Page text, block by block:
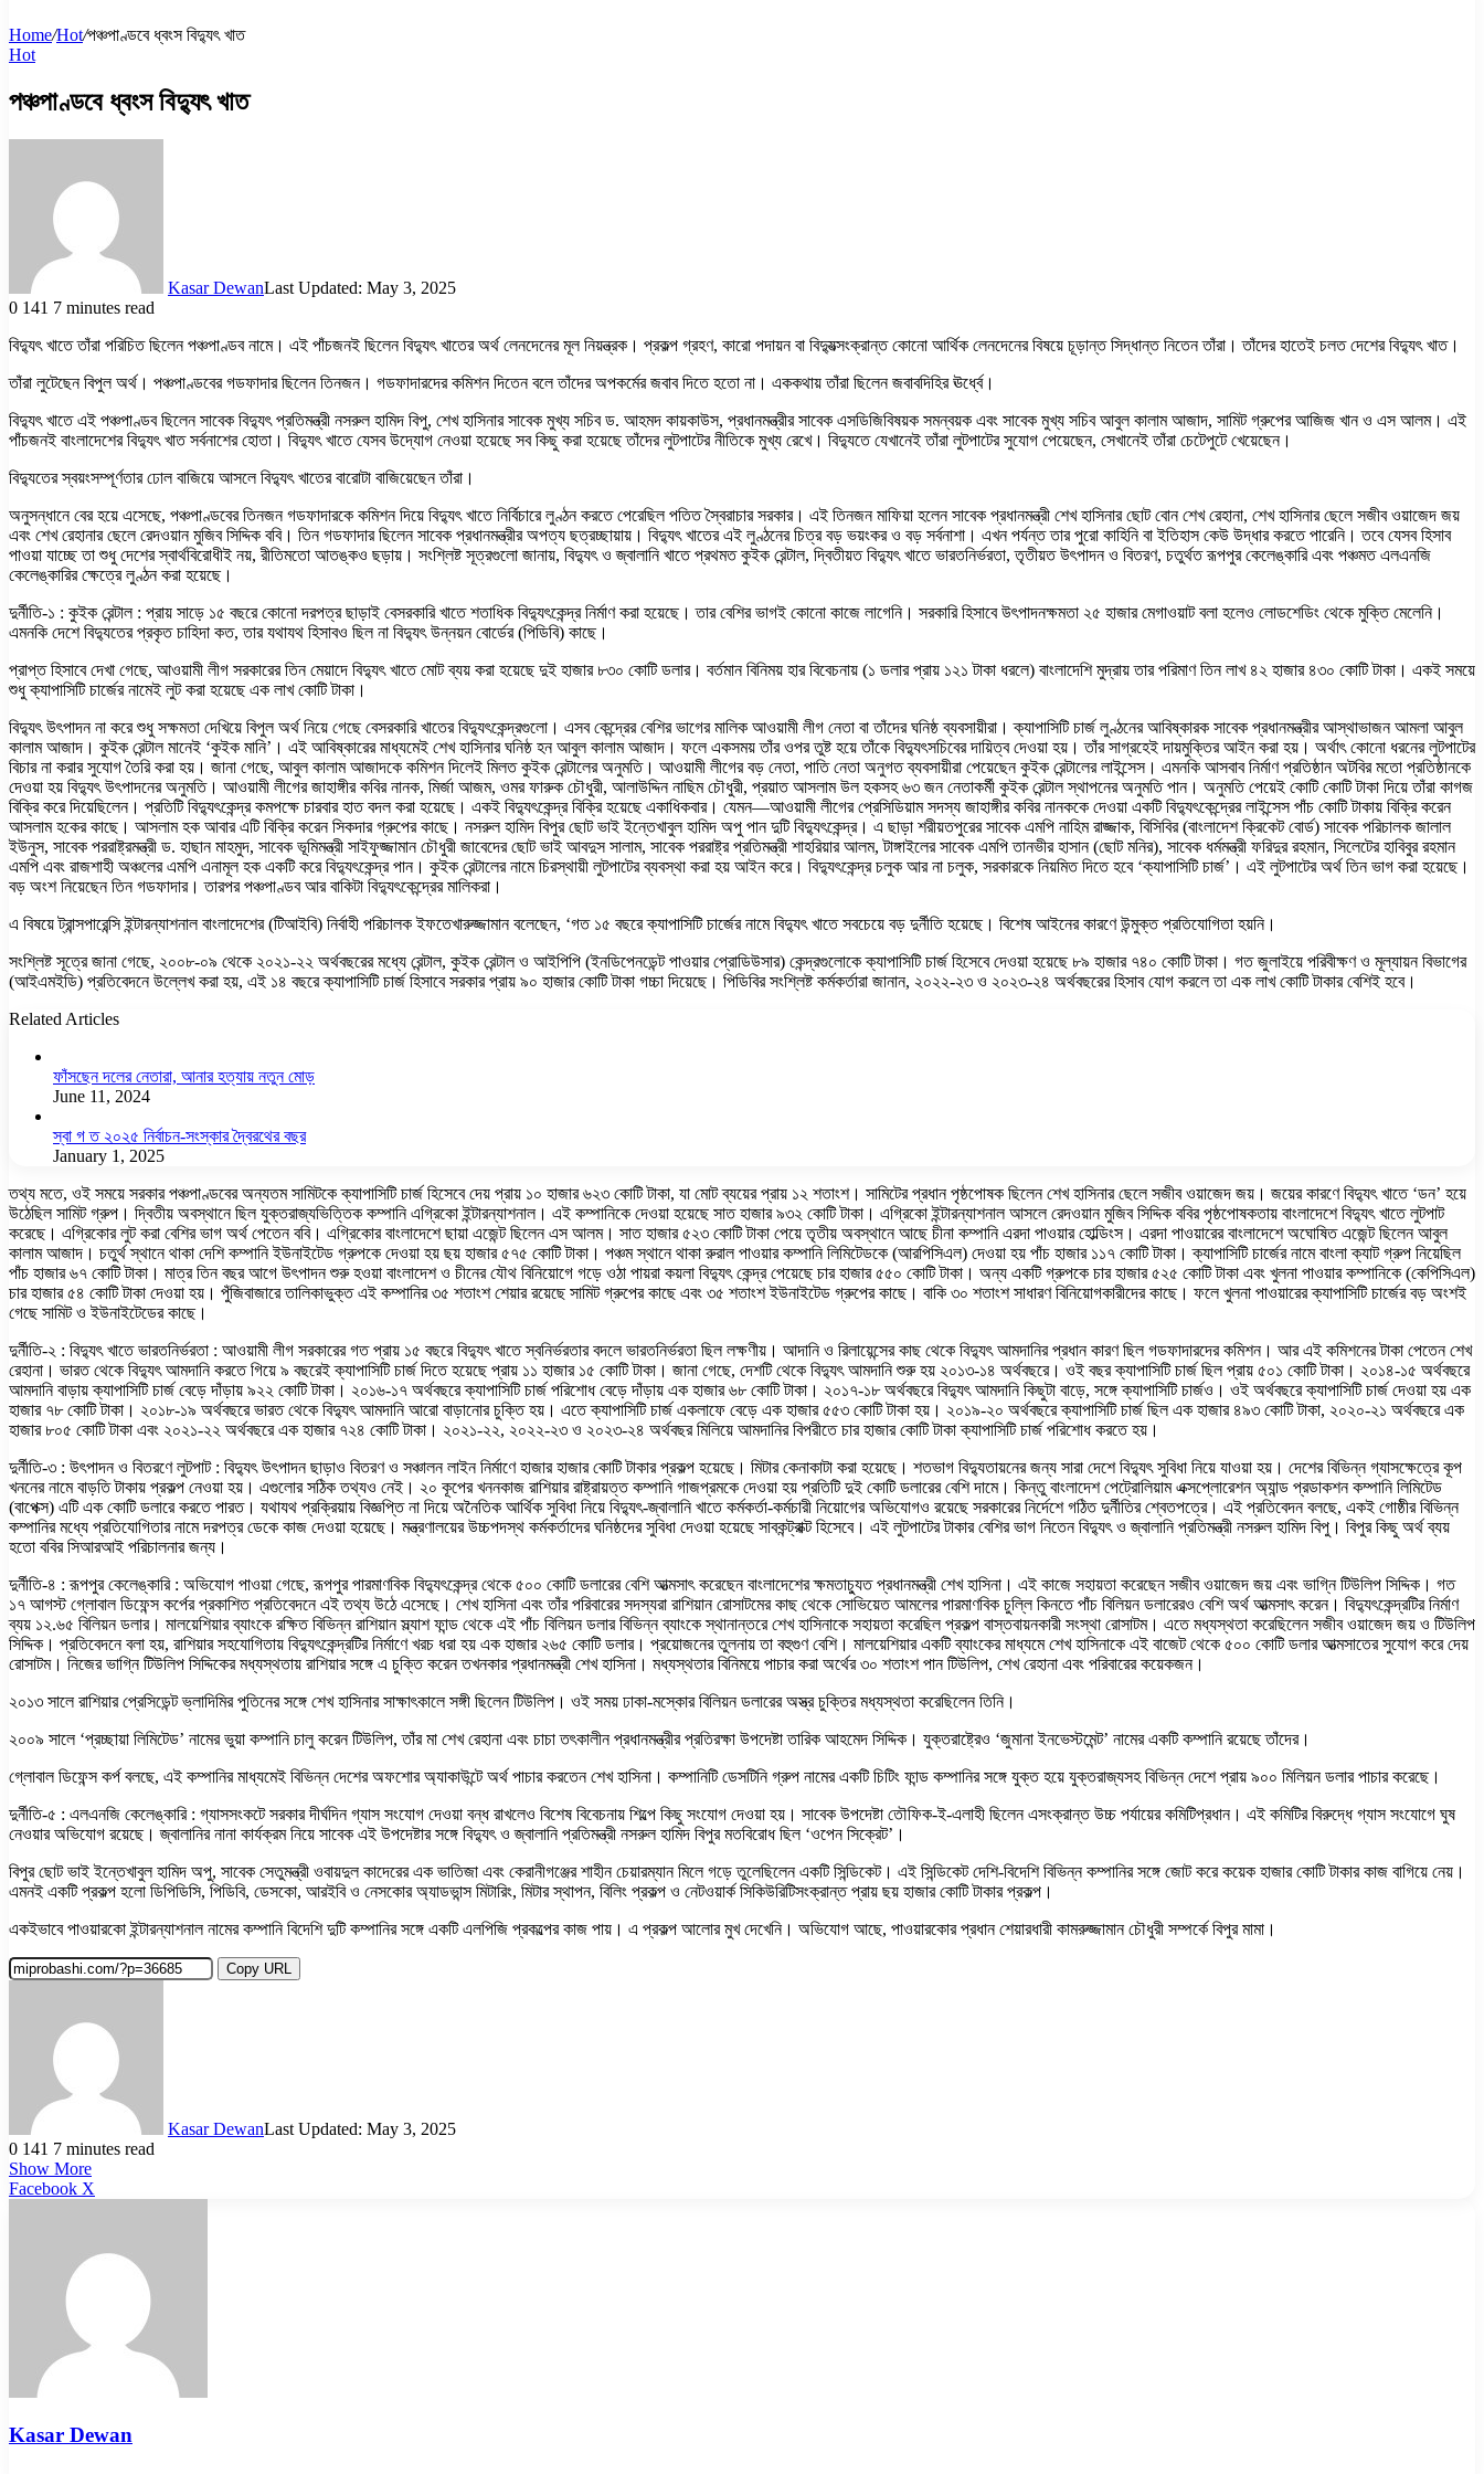
Home/Hot/পঞ্চপাণ্ডবে ধ্বংস বিদ্যুৎ খাত
Hot
পঞ্চপাণ্ডবে ধ্বংস বিদ্যুৎ খাত
Kasar DewanLast Updated: May 3, 2025
0 141 7 minutes read
বিদ্যুৎ খাতে তাঁরা পরিচিত ছিলেন পঞ্চপাণ্ডব নামে। এই পাঁচজনই ছিলেন বিদ্যুৎ খাতের অর্থ লেনদেনের মূল নিয়ন্ত্রক। প্রকল্প গ্রহণ, কারো পদায়ন বা বিদ্যুত্সংক্রান্ত কোনো আর্থিক লেনদেনের বিষয়ে চূড়ান্ত সিদ্ধান্ত নিতেন তাঁরা। তাঁদের হাতেই চলত দেশের বিদ্যুৎ খাত।
তাঁরা লুটেছেন বিপুল অর্থ। পঞ্চপাণ্ডবের গডফাদার ছিলেন তিনজন। গডফাদারদের কমিশন দিতেন বলে তাঁদের অপকর্মের জবাব দিতে হতো না। এককথায় তাঁরা ছিলেন জবাবদিহির ঊর্ধ্বে।
বিদ্যুৎ খাতে এই পঞ্চপাণ্ডব ছিলেন সাবেক বিদ্যুৎ প্রতিমন্ত্রী নসরুল হামিদ বিপু, শেখ হাসিনার সাবেক মুখ্য সচিব ড. আহমদ কায়কাউস, প্রধানমন্ত্রীর সাবেক এসডিজিবিষয়ক সমন্বয়ক এবং সাবেক মুখ্য সচিব আবুল কালাম আজাদ, সামিট গ্রুপের আজিজ খান ও এস আলম। এই
পাঁচজনই বাংলাদেশের বিদ্যুৎ খাত সর্বনাশের হোতা। বিদ্যুৎ খাতে যেসব উদ্যোগ নেওয়া হয়েছে সব কিছু করা হয়েছে তাঁদের লুটপাটের নীতিকে মুখ্য রেখে। বিদ্যুতে যেখানেই তাঁরা লুটপাটের সুযোগ পেয়েছেন, সেখানেই তাঁরা চেটেপুটে খেয়েছেন।
বিদ্যুতের স্বয়ংসম্পূর্ণতার ঢোল বাজিয়ে আসলে বিদ্যুৎ খাতের বারোটা বাজিয়েছেন তাঁরা।
অনুসন্ধানে বের হয়ে এসেছে, পঞ্চপাণ্ডবের তিনজন গডফাদারকে কমিশন দিয়ে বিদ্যুৎ খাতে নির্বিচারে লুণ্ঠন করতে পেরেছিল পতিত স্বৈরাচার সরকার। এই তিনজন মাফিয়া হলেন সাবেক প্রধানমন্ত্রী শেখ হাসিনার ছোট বোন শেখ রেহানা, শেখ হাসিনার ছেলে সজীব ওয়াজেদ জয়
এবং শেখ রেহানার ছেলে রেদওয়ান মুজিব সিদ্দিক ববি। তিন গডফাদার ছিলেন সাবেক প্রধানমন্ত্রীর অপত্য ছত্রচ্ছায়ায়। বিদ্যুৎ খাতের এই লুণ্ঠনের চিত্র বড় ভয়ংকর ও বড় সর্বনাশা। এখন পর্যন্ত তার পুরো কাহিনি বা ইতিহাস কেউ উদ্ধার করতে পারেনি। তবে যেসব হিসাব
পাওয়া যাচ্ছে তা শুধু দেশের স্বার্থবিরোধীই নয়, রীতিমতো আতঙ্কও ছড়ায়। সংশ্লিষ্ট সূত্রগুলো জানায়, বিদ্যুৎ ও জ্বালানি খাতে প্রথমত কুইক রেন্টাল, দ্বিতীয়ত বিদ্যুৎ খাতে ভারতনির্ভরতা, তৃতীয়ত উৎপাদন ও বিতরণ, চতুর্থত রূপপুর কেলেঙ্কারি এবং পঞ্চমত এলএনজি
কেলেঙ্কারির ক্ষেত্রে লুণ্ঠন করা হয়েছে।
দুর্নীতি-১ : কুইক রেন্টাল : প্রায় সাড়ে ১৫ বছরে কোনো দরপত্র ছাড়াই বেসরকারি খাতে শতাধিক বিদ্যুৎকেন্দ্র নির্মাণ করা হয়েছে। তার বেশির ভাগই কোনো কাজে লাগেনি। সরকারি হিসাবে উৎপাদনক্ষমতা ২৫ হাজার মেগাওয়াট বলা হলেও লোডশেডিং থেকে মুক্তি মেলেনি।
এমনকি দেশে বিদ্যুতের প্রকৃত চাহিদা কত, তার যথাযথ হিসাবও ছিল না বিদ্যুৎ উন্নয়ন বোর্ডের (পিডিবি) কাছে।
প্রাপ্ত হিসাবে দেখা গেছে, আওয়ামী লীগ সরকারের তিন মেয়াদে বিদ্যুৎ খাতে মোট ব্যয় করা হয়েছে দুই হাজার ৮৩০ কোটি ডলার। বর্তমান বিনিময় হার বিবেচনায় (১ ডলার প্রায় ১২১ টাকা ধরলে) বাংলাদেশি মুদ্রায় তার পরিমাণ তিন লাখ ৪২ হাজার ৪৩০ কোটি টাকা। একই সময়ে
শুধু ক্যাপাসিটি চার্জের নামেই লুট করা হয়েছে এক লাখ কোটি টাকা।
বিদ্যুৎ উৎপাদন না করে শুধু সক্ষমতা দেখিয়ে বিপুল অর্থ নিয়ে গেছে বেসরকারি খাতের বিদ্যুৎকেন্দ্রগুলো। এসব কেন্দ্রের বেশির ভাগের মালিক আওয়ামী লীগ নেতা বা তাঁদের ঘনিষ্ঠ ব্যবসায়ীরা। ক্যাপাসিটি চার্জ লুণ্ঠনের আবিষ্কারক সাবেক প্রধানমন্ত্রীর আস্থাভাজন আমলা আবুল
কালাম আজাদ। কুইক রেন্টাল মানেই ‘কুইক মানি’। এই আবিষ্কারের মাধ্যমেই শেখ হাসিনার ঘনিষ্ঠ হন আবুল কালাম আজাদ। ফলে একসময় তাঁর ওপর তুষ্ট হয়ে তাঁকে বিদ্যুৎসচিবের দায়িত্ব দেওয়া হয়। তাঁর সাগ্রহেই দায়মুক্তির আইন করা হয়। অর্থাৎ কোনো ধরনের লুটপাটের
বিচার না করার সুযোগ তৈরি করা হয়। জানা গেছে, আবুল কালাম আজাদকে কমিশন দিলেই মিলত কুইক রেন্টালের অনুমতি। আওয়ামী লীগের বড় নেতা, পাতি নেতা অনুগত ব্যবসায়ীরা পেয়েছেন কুইক রেন্টালের লাইন্সেস। এমনকি আসবাব নির্মাণ প্রতিষ্ঠান অটবির মতো প্রতিষ্ঠানকে
দেওয়া হয় বিদ্যুৎ উৎপাদনের অনুমতি। আওয়ামী লীগের জাহাঙ্গীর কবির নানক, মির্জা আজম, ওমর ফারুক চৌধুরী, আলাউদ্দিন নাছিম চৌধুরী, প্রয়াত আসলাম উল হকসহ ৬৩ জন নেতাকর্মী কুইক রেন্টাল স্থাপনের অনুমতি পান। অনুমতি পেয়েই কোটি কোটি টাকা দিয়ে তাঁরা কাগজ
বিক্রি করে দিয়েছিলেন। প্রতিটি বিদ্যুৎকেন্দ্র কমপক্ষে চারবার হাত বদল করা হয়েছে। একই বিদ্যুৎকেন্দ্র বিক্রি হয়েছে একাধিকবার। যেমন—আওয়ামী লীগের প্রেসিডিয়াম সদস্য জাহাঙ্গীর কবির নানককে দেওয়া একটি বিদ্যুৎকেন্দ্রের লাইন্সেস পাঁচ কোটি টাকায় বিক্রি করেন
আসলাম হকের কাছে। আসলাম হক আবার এটি বিক্রি করেন সিকদার গ্রুপের কাছে। নসরুল হামিদ বিপুর ছোট ভাই ইন্তেখাবুল হামিদ অপু পান দুটি বিদ্যুৎকেন্দ্র। এ ছাড়া শরীয়তপুরের সাবেক এমপি নাহিম রাজ্জাক, বিসিবির (বাংলাদেশ ক্রিকেট বোর্ড) সাবেক পরিচালক জালাল
ইউনুস, সাবেক পররাষ্ট্রমন্ত্রী ড. হাছান মাহমুদ, সাবেক ভূমিমন্ত্রী সাইফুজ্জামান চৌধুরী জাবেদের ছোট ভাই আবদুস সালাম, সাবেক পররাষ্ট্র প্রতিমন্ত্রী শাহরিয়ার আলম, টাঙ্গাইলের সাবেক এমপি তানভীর হাসান (ছোট মনির), সাবেক ধর্মমন্ত্রী ফরিদুর রহমান, সিলেটের হাবিবুর রহমান
এমপি এবং রাজশাহী অঞ্চলের এমপি এনামূল হক একটি করে বিদ্যুৎকেন্দ্র পান। কুইক রেন্টালের নামে চিরস্থায়ী লুটপাটের ব্যবস্থা করা হয় আইন করে। বিদ্যুৎকেন্দ্র চলুক আর না চলুক, সরকারকে নিয়মিত দিতে হবে ‘ক্যাপাসিটি চার্জ’। এই লুটপাটের অর্থ তিন ভাগ করা হয়েছে।
বড় অংশ নিয়েছেন তিন গডফাদার। তারপর পঞ্চপাণ্ডব আর বাকিটা বিদ্যুৎকেন্দ্রের মালিকরা।
এ বিষয়ে ট্রান্সপারেন্সি ইন্টারন্যাশনাল বাংলাদেশের (টিআইবি) নির্বাহী পরিচালক ইফতেখারুজ্জামান বলেছেন, ‘গত ১৫ বছরে ক্যাপাসিটি চার্জের নামে বিদ্যুৎ খাতে সবচেয়ে বড় দুর্নীতি হয়েছে। বিশেষ আইনের কারণে উন্মুক্ত প্রতিযোগিতা হয়নি।
সংশ্লিষ্ট সূত্রে জানা গেছে, ২০০৮-০৯ থেকে ২০২১-২২ অর্থবছরের মধ্যে রেন্টাল, কুইক রেন্টাল ও আইপিপি (ইনডিপেনডেন্ট পাওয়ার প্রোডিউসার) কেন্দ্রগুলোকে ক্যাপাসিটি চার্জ হিসেবে দেওয়া হয়েছে ৮৯ হাজার ৭৪০ কোটি টাকা। গত জুলাইয়ে পরিবীক্ষণ ও মূল্যায়ন বিভাগের
(আইএমইডি) প্রতিবেদনে উল্লেখ করা হয়, এই ১৪ বছরে ক্যাপাসিটি চার্জ হিসাবে সরকার প্রায় ৯০ হাজার কোটি টাকা গচ্চা দিয়েছে। পিডিবির সংশ্লিষ্ট কর্মকর্তারা জানান, ২০২২-২৩ ও ২০২৩-২৪ অর্থবছরের হিসাব যোগ করলে তা এক লাখ কোটি টাকার বেশিই হবে।
Related Articles
ফাঁসছেন দলের নেতারা, আনার হত্যায় নতুন মোড়
June 11, 2024
স্বা গ ত ২০২৫ নির্বাচন-সংস্কার দ্বৈরথের বছর
January 1, 2025
তথ্য মতে, ওই সময়ে সরকার পঞ্চপাণ্ডবের অন্যতম সামিটকে ক্যাপাসিটি চার্জ হিসেবে দেয় প্রায় ১০ হাজার ৬২৩ কোটি টাকা, যা মোট ব্যয়ের প্রায় ১২ শতাংশ। সামিটের প্রধান পৃষ্ঠপোষক ছিলেন শেখ হাসিনার ছেলে সজীব ওয়াজেদ জয়। জয়ের কারণে বিদ্যুৎ খাতে ‘ডন’ হয়ে
উঠেছিল সামিট গ্রুপ। দ্বিতীয় অবস্থানে ছিল যুক্তরাজ্যভিত্তিক কম্পানি এগ্রিকো ইন্টারন্যাশনাল। এই কম্পানিকে দেওয়া হয়েছে সাত হাজার ৯৩২ কোটি টাকা। এগ্রিকো ইন্টারন্যাশনাল আসলে রেদওয়ান মুজিব সিদ্দিক ববির পৃষ্ঠপোষকতায় বাংলাদেশে বিদ্যুৎ খাতে লুটপাট
করেছে। এগ্রিকোর লুট করা বেশির ভাগ অর্থ পেতেন ববি। এগ্রিকোর বাংলাদেশে ছায়া এজেন্ট ছিলেন এস আলম। সাত হাজার ৫২৩ কোটি টাকা পেয়ে তৃতীয় অবস্থানে আছে চীনা কম্পানি এরদা পাওয়ার হোল্ডিংস। এরদা পাওয়ারের বাংলাদেশে অঘোষিত এজেন্ট ছিলেন আবুল
কালাম আজাদ। চতুর্থ স্থানে থাকা দেশি কম্পানি ইউনাইটেড গ্রুপকে দেওয়া হয় ছয় হাজার ৫৭৫ কোটি টাকা। পঞ্চম স্থানে থাকা রুরাল পাওয়ার কম্পানি লিমিটেডকে (আরপিসিএল) দেওয়া হয় পাঁচ হাজার ১১৭ কোটি টাকা। ক্যাপাসিটি চার্জের নামে বাংলা ক্যাট গ্রুপ নিয়েছিল
পাঁচ হাজার ৬৭ কোটি টাকা। মাত্র তিন বছর আগে উৎপাদন শুরু হওয়া বাংলাদেশ ও চীনের যৌথ বিনিয়োগে গড়ে ওঠা পায়রা কয়লা বিদ্যুৎ কেন্দ্র পেয়েছে চার হাজার ৫৫০ কোটি টাকা। অন্য একটি গ্রুপকে চার হাজার ৫২৫ কোটি টাকা এবং খুলনা পাওয়ার কম্পানিকে (কেপিসিএল)
চার হাজার ৫৪ কোটি টাকা দেওয়া হয়। পুঁজিবাজারে তালিকাভুক্ত এই কম্পানির ৩৫ শতাংশ শেয়ার রয়েছে সামিট গ্রুপের কাছে এবং ৩৫ শতাংশ ইউনাইটেড গ্রুপের কাছে। বাকি ৩০ শতাংশ সাধারণ বিনিয়োগকারীদের কাছে। ফলে খুলনা পাওয়ারের ক্যাপাসিটি চার্জের বড় অংশই
গেছে সামিট ও ইউনাইটেডের কাছে।
দুর্নীতি-২ : বিদ্যুৎ খাতে ভারতনির্ভরতা : আওয়ামী লীগ সরকারের গত প্রায় ১৫ বছরে বিদ্যুৎ খাতে স্বনির্ভরতার বদলে ভারতনির্ভরতা ছিল লক্ষণীয়। আদানি ও রিলায়েন্সের কাছ থেকে বিদ্যুৎ আমদানির প্রধান কারণ ছিল গডফাদারদের কমিশন। আর এই কমিশনের টাকা পেতেন শেখ
রেহানা। ভারত থেকে বিদ্যুৎ আমদানি করতে গিয়ে ৯ বছরেই ক্যাপাসিটি চার্জ দিতে হয়েছে প্রায় ১১ হাজার ১৫ কোটি টাকা। জানা গেছে, দেশটি থেকে বিদ্যুৎ আমদানি শুরু হয় ২০১৩-১৪ অর্থবছরে। ওই বছর ক্যাপাসিটি চার্জ ছিল প্রায় ৫০১ কোটি টাকা। ২০১৪-১৫ অর্থবছরে
আমদানি বাড়ায় ক্যাপাসিটি চার্জ বেড়ে দাঁড়ায় ৯২২ কোটি টাকা। ২০১৬-১৭ অর্থবছরে ক্যাপাসিটি চার্জ পরিশোধ বেড়ে দাঁড়ায় এক হাজার ৬৮ কোটি টাকা। ২০১৭-১৮ অর্থবছরে বিদ্যুৎ আমদানি কিছুটা বাড়ে, সঙ্গে ক্যাপাসিটি চার্জও। ওই অর্থবছরে ক্যাপাসিটি চার্জ দেওয়া হয় এক
হাজার ৭৮ কোটি টাকা। ২০১৮-১৯ অর্থবছরে ভারত থেকে বিদ্যুৎ আমদানি আরো বাড়ানোর চুক্তি হয়। এতে ক্যাপাসিটি চার্জ একলাফে বেড়ে এক হাজার ৫৫৩ কোটি টাকা হয়। ২০১৯-২০ অর্থবছরে ক্যাপাসিটি চার্জ ছিল এক হাজার ৪৯৩ কোটি টাকা, ২০২০-২১ অর্থবছরে এক
হাজার ৮০৫ কোটি টাকা এবং ২০২১-২২ অর্থবছরে এক হাজার ৭২৪ কোটি টাকা। ২০২১-২২, ২০২২-২৩ ও ২০২৩-২৪ অর্থবছর মিলিয়ে আমদানির বিপরীতে চার হাজার কোটি টাকা ক্যাপাসিটি চার্জ পরিশোধ করতে হয়।
দুর্নীতি-৩ : উৎপাদন ও বিতরণে লুটপাট : বিদ্যুৎ উৎপাদন ছাড়াও বিতরণ ও সঞ্চালন লাইন নির্মাণে হাজার হাজার কোটি টাকার প্রকল্প হয়েছে। মিটার কেনাকাটা করা হয়েছে। শতভাগ বিদ্যুতায়নের জন্য সারা দেশে বিদ্যুৎ সুবিধা নিয়ে যাওয়া হয়। দেশের বিভিন্ন গ্যাসক্ষেত্রে কূপ
খননের নামে বাড়তি টাকায় প্রকল্প নেওয়া হয়। এগুলোর সঠিক তথ্যও নেই। ২০ কূপের খননকাজ রাশিয়ার রাষ্ট্রায়ত্ত কম্পানি গাজপ্রমকে দেওয়া হয় প্রতিটি দুই কোটি ডলারের বেশি দামে। কিন্তু বাংলাদেশ পেট্রোলিয়াম এক্সপ্লোরেশন অ্যান্ড প্রডাকশন কম্পানি লিমিটেড
(বাপেক্স) এটি এক কোটি ডলারে করতে পারত। যথাযথ প্রক্রিয়ায় বিজ্ঞপ্তি না দিয়ে অনৈতিক আর্থিক সুবিধা নিয়ে বিদ্যুৎ-জ্বালানি খাতে কর্মকর্তা-কর্মচারী নিয়োগের অভিযোগও রয়েছে সরকারের নির্দেশে গঠিত দুর্নীতির শ্বেতপত্রে। এই প্রতিবেদন বলছে, একই গোষ্ঠীর বিভিন্ন
কম্পানির মধ্যে প্রতিযোগিতার নামে দরপত্র ডেকে কাজ দেওয়া হয়েছে। মন্ত্রণালয়ের উচ্চপদস্থ কর্মকর্তাদের ঘনিষ্ঠদের সুবিধা দেওয়া হয়েছে সাবকন্ট্রাক্ট হিসেবে। এই লুটপাটের টাকার বেশির ভাগ নিতেন বিদ্যুৎ ও জ্বালানি প্রতিমন্ত্রী নসরুল হামিদ বিপু। বিপুর কিছু অর্থ ব্যয়
হতো ববির সিআরআই পরিচালনার জন্য।
দুর্নীতি-৪ : রূপপুর কেলেঙ্কারি : অভিযোগ পাওয়া গেছে, রূপপুর পারমাণবিক বিদ্যুৎকেন্দ্র থেকে ৫০০ কোটি ডলারের বেশি আত্মসাৎ করেছেন বাংলাদেশের ক্ষমতাচ্যুত প্রধানমন্ত্রী শেখ হাসিনা। এই কাজে সহায়তা করেছেন সজীব ওয়াজেদ জয় এবং ভাগ্নি টিউলিপ সিদ্দিক। গত
১৭ আগস্ট গ্লোবাল ডিফেন্স কর্পের প্রকাশিত প্রতিবেদনে এই তথ্য উঠে এসেছে। শেখ হাসিনা এবং তাঁর পরিবারের সদস্যরা রাশিয়ান রোসাটমের কাছ থেকে সোভিয়েত আমলের পারমাণবিক চুল্লি কিনতে পাঁচ বিলিয়ন ডলারেরও বেশি অর্থ আত্মসাৎ করেন। বিদ্যুৎকেন্দ্রটির নির্মাণ
ব্যয় ১২.৬৫ বিলিয়ন ডলার। মালয়েশিয়ার ব্যাংকে রক্ষিত বিভিন্ন রাশিয়ান স্ল্যাশ ফান্ড থেকে এই পাঁচ বিলিয়ন ডলার বিভিন্ন ব্যাংকে স্থানান্তরে শেখ হাসিনাকে সহায়তা করেছিল প্রকল্প বাস্তবায়নকারী সংস্থা রোসাটম। এতে মধ্যস্থতা করেছিলেন সজীব ওয়াজেদ জয় ও টিউলিপ
সিদ্দিক। প্রতিবেদনে বলা হয়, রাশিয়ার সহযোগিতায় বিদ্যুৎকেন্দ্রটির নির্মাণে খরচ ধরা হয় এক হাজার ২৬৫ কোটি ডলার। প্রয়োজনের তুলনায় তা বহুগুণ বেশি। মালয়েশিয়ার একটি ব্যাংকের মাধ্যমে শেখ হাসিনাকে এই বাজেট থেকে ৫০০ কোটি ডলার আত্মসাতের সুযোগ করে দেয়
রোসাটম। নিজের ভাগ্নি টিউলিপ সিদ্দিকের মধ্যস্থতায় রাশিয়ার সঙ্গে এ চুক্তি করেন তখনকার প্রধানমন্ত্রী শেখ হাসিনা। মধ্যস্থতার বিনিময়ে পাচার করা অর্থের ৩০ শতাংশ পান টিউলিপ, শেখ রেহানা এবং পরিবারের কয়েকজন।
২০১৩ সালে রাশিয়ার প্রেসিডেন্ট ভ্লাদিমির পুতিনের সঙ্গে শেখ হাসিনার সাক্ষাৎকালে সঙ্গী ছিলেন টিউলিপ। ওই সময় ঢাকা-মস্কোর বিলিয়ন ডলারের অস্ত্র চুক্তির মধ্যস্থতা করেছিলেন তিনি।
২০০৯ সালে ‘প্রচ্ছায়া লিমিটেড’ নামের ভুয়া কম্পানি চালু করেন টিউলিপ, তাঁর মা শেখ রেহানা এবং চাচা তৎকালীন প্রধানমন্ত্রীর প্রতিরক্ষা উপদেষ্টা তারিক আহমেদ সিদ্দিক। যুক্তরাষ্ট্রেও ‘জুমানা ইনভেস্টমেন্ট’ নামের একটি কম্পানি রয়েছে তাঁদের।
গ্লোবাল ডিফেন্স কর্প বলছে, এই কম্পানির মাধ্যমেই বিভিন্ন দেশের অফশোর অ্যাকাউন্টে অর্থ পাচার করতেন শেখ হাসিনা। কম্পানিটি ডেসটিনি গ্রুপ নামের একটি চিটিং ফান্ড কম্পানির সঙ্গে যুক্ত হয়ে যুক্তরাজ্যসহ বিভিন্ন দেশে প্রায় ৯০০ মিলিয়ন ডলার পাচার করেছে।
দুর্নীতি-৫ : এলএনজি কেলেঙ্কারি : গ্যাসসংকটে সরকার দীর্ঘদিন গ্যাস সংযোগ দেওয়া বন্ধ রাখলেও বিশেষ বিবেচনায় শিল্পে কিছু সংযোগ দেওয়া হয়। সাবেক উপদেষ্টা তৌফিক-ই-এলাহী ছিলেন এসংক্রান্ত উচ্চ পর্যায়ের কমিটিপ্রধান। এই কমিটির বিরুদ্ধে গ্যাস সংযোগে ঘুষ
নেওয়ার অভিযোগ রয়েছে। জ্বালানির নানা কার্যক্রম নিয়ে সাবেক এই উপদেষ্টার সঙ্গে বিদ্যুৎ ও জ্বালানি প্রতিমন্ত্রী নসরুল হামিদ বিপুর মতবিরোধ ছিল ‘ওপেন সিক্রেট’।
বিপুর ছোট ভাই ইন্তেখাবুল হামিদ অপু, সাবেক সেতুমন্ত্রী ওবায়দুল কাদেরের এক ভাতিজা এবং কেরানীগঞ্জের শাহীন চেয়ারম্যান মিলে গড়ে তুলেছিলেন একটি সিন্ডিকেট। এই সিন্ডিকেট দেশি-বিদেশি বিভিন্ন কম্পানির সঙ্গে জোট করে কয়েক হাজার কোটি টাকার কাজ বাগিয়ে নেয়।
এমনই একটি প্রকল্প হলো ডিপিডিসি, পিডিবি, ডেসকো, আরইবি ও নেসকোর অ্যাডভান্স মিটারিং, মিটার স্থাপন, বিলিং প্রকল্প ও নেটওয়ার্ক সিকিউরিটিসংক্রান্ত প্রায় ছয় হাজার কোটি টাকার প্রকল্প।
একইভাবে পাওয়ারকো ইন্টারন্যাশনাল নামের কম্পানি বিদেশি দুটি কম্পানির সঙ্গে একটি এলপিজি প্রকল্পের কাজ পায়। এ প্রকল্প আলোর মুখ দেখেনি। অভিযোগ আছে, পাওয়ারকোর প্রধান শেয়ারধারী কামরুজ্জামান চৌধুরী সম্পর্কে বিপুর মামা।
Copy URL
Kasar DewanLast Updated: May 3, 2025
0 141 7 minutes read
Show More
Facebook X
Kasar Dewan